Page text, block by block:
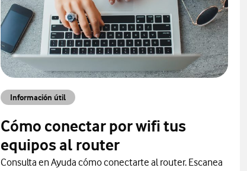
Información útil
Cómo conectar por wifi tus
equipos al router
Consulta en Ayuda cómo conectarte al router. Escanea